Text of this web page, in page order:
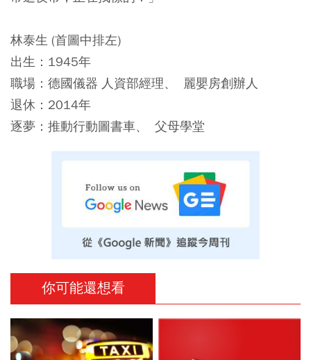
林泰生 (首圖中排左)
出生：1945年
職場：德國儀器 人資部經理、 麗嬰房創辦人
退休：2014年
逐夢：推動行動圖書車、 父母學堂
你可能還想看